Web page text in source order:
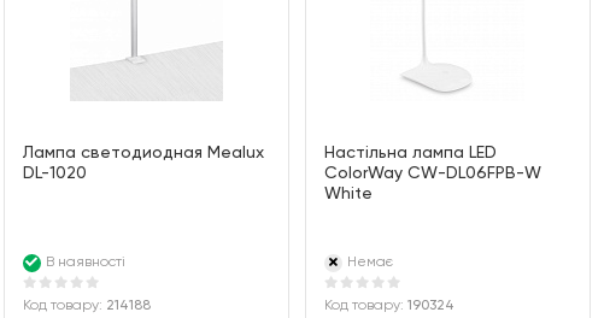
Лампа светодиодная Mealux
DL-1020
В наявності
Код товару: 214188
Настільна лампа LED
ColorWay CW-DL06FPB-W
White
Немає
Код товару: 190324